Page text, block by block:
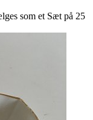
som et Sæt på 25